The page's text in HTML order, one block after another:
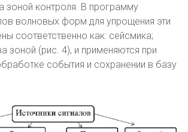
зоной контроля. В программу
волновых форм для упрощения эти
соответственно как: сейсмика;
зоной (рис. 4), и применяются при
события и сохранении в базу